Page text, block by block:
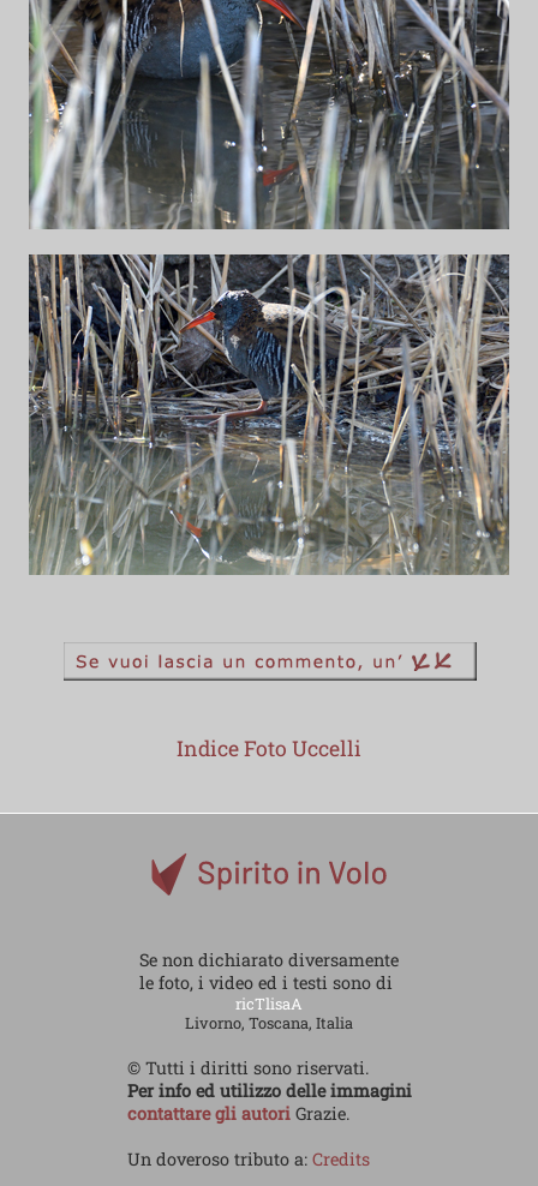
Indice Foto Uccelli
Se non dichiarato diversamente
le foto, i video ed i testi sono di
ricTlisaA
Livorno, Toscana, Italia
© Tutti i diritti sono riservati.
Per info ed utilizzo delle immagini
contattare gli autoriGrazie.
Un doveroso tributo a: Credits